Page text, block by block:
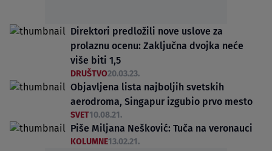
Direktori predložili nove uslove za
prolaznu ocenu: Zaključna dvojka neće
više biti 1,5
DRUŠTVO20.03.23.
Objavljena lista najboljih svetskih
aerodroma, Singapur izgubio prvo mesto
SVET10.08.21.
Piše Miljana Nešković: Tuča na veronauci
KOLUMNE13.02.21.